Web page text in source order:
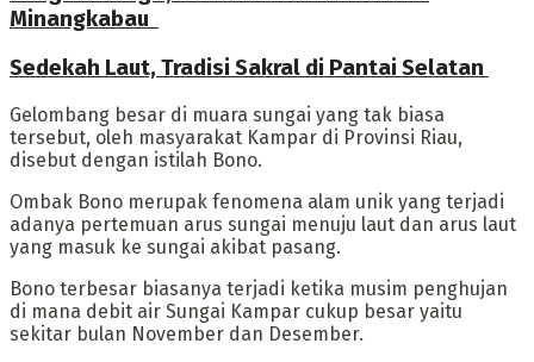
Minangkabau ‎
Sedekah Laut, Tradisi Sakral di Pantai Selatan
‎Gelombang besar di muara sungai yang tak biasa
tersebut, oleh masyarakat Kampar di Provinsi Riau,
disebut dengan istilah Bono.
‎Ombak Bono merupak fenomena alam unik yang terjadi
adanya pertemuan arus sungai menuju laut dan arus laut
yang masuk ke sungai akibat pasang.
‎Bono terbesar biasanya terjadi ketika musim penghujan
di mana debit air Sungai Kampar cukup besar yaitu
sekitar bulan November dan Desember.